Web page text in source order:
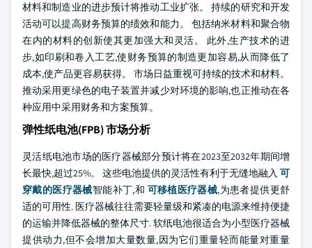
材料和制造业的进步预计将推动工业扩张。 持续的研究和开发
活动可以提高财务预算的绩效和能力。 包括纳米材料和聚合物
在内的材料的创新使其更加强大和灵活。 此外,生产技术的进
步,如印刷和卷入工艺,使财务预算的制造更加容易,从而降低了
成本,使产品更容易获得。 市场日益重视可持续的技术和材料。
推动采用更绿色的电子装置并减少对环境的影响,也正推动在各
种应用中采用财务和方案预算。
弹性纸电池(FPB) 市场分析
灵活纸电池市场的医疗器械部分预计将在2023至2032年期间增
长最快,超过25%。 这些电池提供的灵活性有利于无缝地融入 可
穿戴的医疗器械智能补丁,和 可移植医疗器械,为患者提供更舒
适的可用性. 医疗器械往往需要轻量级和紧凑的电源来维持便捷
的运输并降低器械的整体尺寸. 软纸电池很适合为小型医疗器械
提供动力,但不会增加大量数量,因为它们重量轻而能量对重量